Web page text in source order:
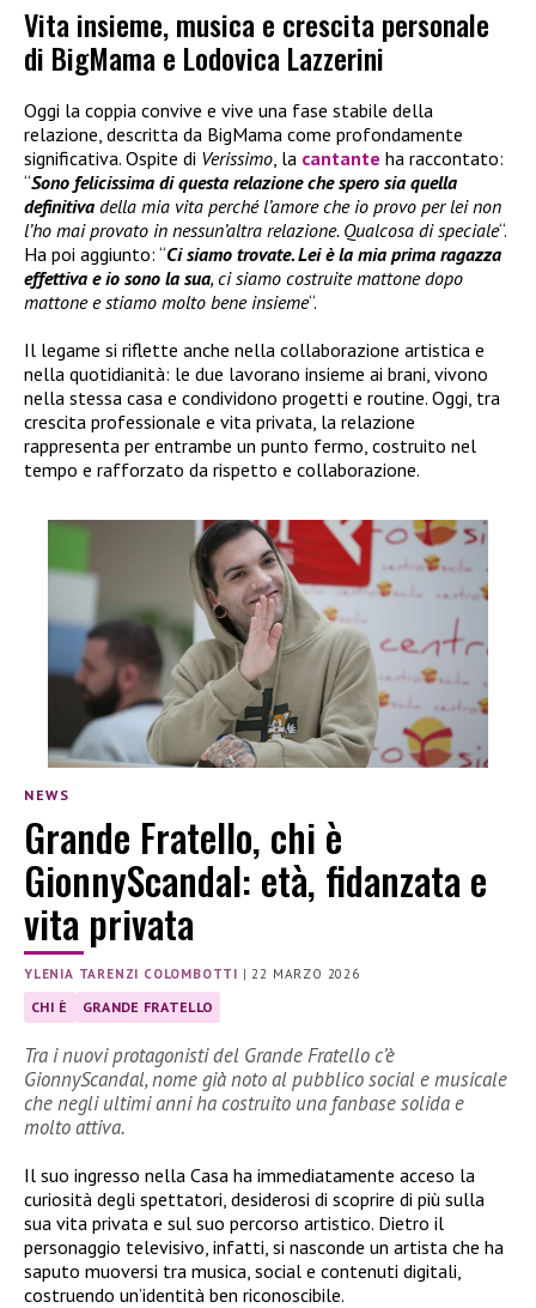
Vita insieme, musica e crescita personale
di BigMama e Lodovica Lazzerini
Oggi la coppia convive e vive una fase stabile della
relazione, descritta da BigMama come profondamente
significativa. Ospite di Verissimo , la cantante ha raccontato:
“Sono felicissima di questa relazione che spero sia quella
definitiva della mia vita perché l’amore che io provo per lei non
l’ho mai provato in nessun’altra relazione. Qualcosa di speciale“.
Ha poi aggiunto: “Ci siamo trovate. Lei è la mia prima ragazza
effettiva e io sono la sua, ci siamo costruite mattone dopo
mattone e stiamo molto bene insieme“.
Il legame si riflette anche nella collaborazione artistica e
nella quotidianità: le due lavorano insieme ai brani, vivono
nella stessa casa e condividono progetti e routine. Oggi, tra
crescita professionale e vita privata, la relazione
rappresenta per entrambe un punto fermo, costruito nel
tempo e rafforzato da rispetto e collaborazione.
NEWS
Grande Fratello, chi è
GionnyScandal: età, fidanzata e
vita privata
YLENIA TARENZI COLOMBOTTI |22 MARZO 2026
CHI È GRANDE FRATELLO
Tra i nuovi protagonisti del Grande Fratello c’è
GionnyScandal, nome già noto al pubblico social e musicale
che negli ultimi anni ha costruito una fanbase solida e
molto attiva.
Il suo ingresso nella Casa ha immediatamente acceso la
curiosità degli spettatori, desiderosi di scoprire di più sulla
sua vita privata e sul suo percorso artistico. Dietro il
personaggio televisivo, infatti, si nasconde un artista che ha
saputo muoversi tra musica, social e contenuti digitali,
costruendo un’identità ben riconoscibile.